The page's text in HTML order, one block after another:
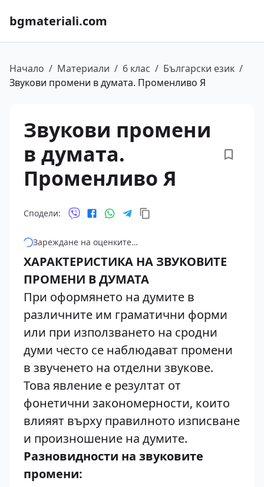
bgmateriali.com
Начало / Материали / 6 клас / Български език /
Звукови промени в думата. Променливо Я
Звукови промени
в думата.
Променливо Я
Сподели:
Зареждане на оценките…
ХАРАКТЕРИСТИКА НА ЗВУКОВИТЕ
ПРОМЕНИ В ДУМАТА
При оформянето на думите в
различните им граматични форми
или при използването на сродни
думи често се наблюдават промени
в звученето на отделни звукове.
Това явление е резултат от
фонетични закономерности, които
влияят върху правилното изписване
и произношение на думите.
Разновидности на звуковите
промени: